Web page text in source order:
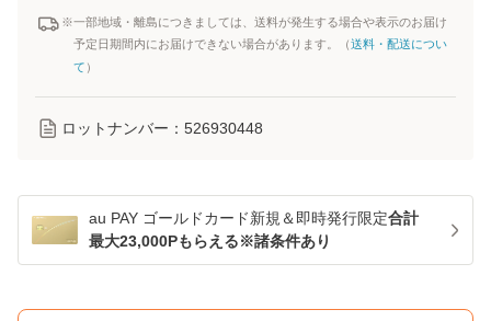
※一部地域・離島につきましては、送料が発生する場合や表示のお届け
予定日期間内にお届けできない場合があります。（送料・配送につい
て ）
ロットナンバー： 526930448
au PAY ゴールドカード新規＆即時発行限定合計
最大23,000Pもらえる※諸条件あり